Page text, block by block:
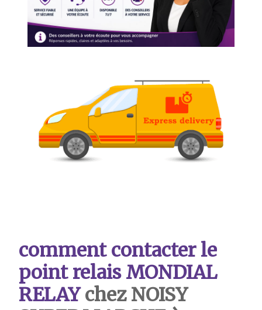
comment contacter le
point relais MONDIAL
RELAYchez NOISY